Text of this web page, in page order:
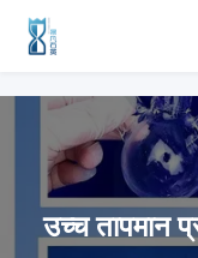
उच्च तापमान